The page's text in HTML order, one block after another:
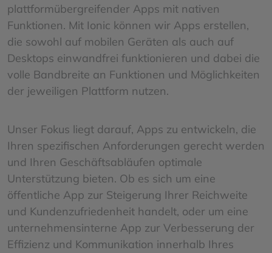
plattformübergreifender Apps mit nativen
Funktionen. Mit Ionic können wir Apps erstellen,
die sowohl auf mobilen Geräten als auch auf
Desktops einwandfrei funktionieren und dabei die
volle Bandbreite an Funktionen und Möglichkeiten
der jeweiligen Plattform nutzen.
Unser Fokus liegt darauf, Apps zu entwickeln, die
Ihren spezifischen Anforderungen gerecht werden
und Ihren Geschäftsabläufen optimale
Unterstützung bieten. Ob es sich um eine
öffentliche App zur Steigerung Ihrer Reichweite
und Kundenzufriedenheit handelt, oder um eine
unternehmensinterne App zur Verbesserung der
Effizienz und Kommunikation innerhalb Ihres